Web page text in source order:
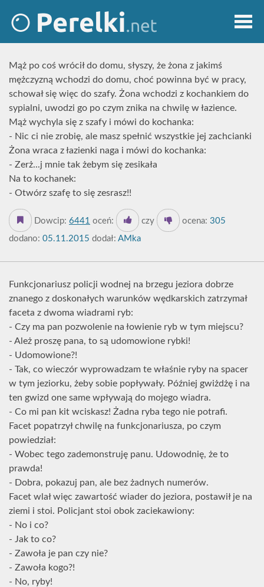
Mąż po coś wrócił do domu, słyszy, że żona z jakimś
mężczyzną wchodzi do domu, choć powinna być w pracy,
schował się więc do szafy. Żona wchodzi z kochankiem do
sypialni, uwodzi go po czym znika na chwilę w łazience.
Mąż wychyla się z szafy i mówi do kochanka:
- Nic ci nie zrobię, ale masz spełnić wszystkie jej zachcianki
Żona wraca z łazienki naga i mówi do kochanka:
- Zerż...j mnie tak żebym się zesikała
Na to kochanek:
- Otwórz szafę to się zesrasz!!
Dowcip: 6441 oceń: czy ocena: 305
dodano: 05.11.2015 dodał: AMka
Funkcjonariusz policji wodnej na brzegu jeziora dobrze
znanego z doskonałych warunków wędkarskich zatrzymał
faceta z dwoma wiadrami ryb:
- Czy ma pan pozwolenie na łowienie ryb w tym miejscu?
- Ależ proszę pana, to są udomowione rybki!
- Udomowione?!
- Tak, co wieczór wyprowadzam te właśnie ryby na spacer
w tym jeziorku, żeby sobie popływały. Później gwiżdżę i na
ten gwizd one same wpływają do mojego wiadra.
- Co mi pan kit wciskasz! Żadna ryba tego nie potrafi.
Facet popatrzył chwilę na funkcjonariusza, po czym
powiedział:
- Wobec tego zademonstruję panu. Udowodnię, że to
prawda!
- Dobra, pokazuj pan, ale bez żadnych numerów.
Facet wlał więc zawartość wiader do jeziora, postawił je na
ziemi i stoi. Policjant stoi obok zaciekawiony:
- No i co?
- Jak to co?
- Zawoła je pan czy nie?
- Zawoła kogo?!
- No, ryby!